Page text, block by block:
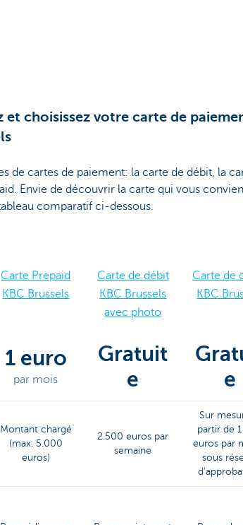
et choisissez votre carte de
de cartes de paiement: la carte de débit, la
Envie de découvrir la carte qui vous
comparatif ci-dessous.
Carte Prepaid
KBC Brussels
Carte de débit
KBC Brussels
avec photo
Carte de
KBC
1 euro
par mois
Gratuit
e
e
Montant chargé
(max. 5.000
euros)
2.500 euros par
semaine
Sur
partir de
euros par
sous